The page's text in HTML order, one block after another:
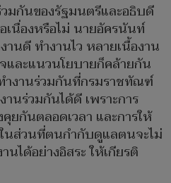
วมกันของรัฐมนตรีและอธิบดี
เนื่องหรือไม่ นายอัครนันท์
นดี ทำงานไว หลายเนื้องาน
และแนวนโยบายก็คล้ายกัน
ำงานร่วมกันที่กรมราชทัณฑ์
นร่วมกันได้ดี เพราะการ
ยกันตลอดเวลา และการให้
นส่วนที่ตนกำกับดูแลตนจะไม่
ได้อย่างอิสระ ให้เกียรติ